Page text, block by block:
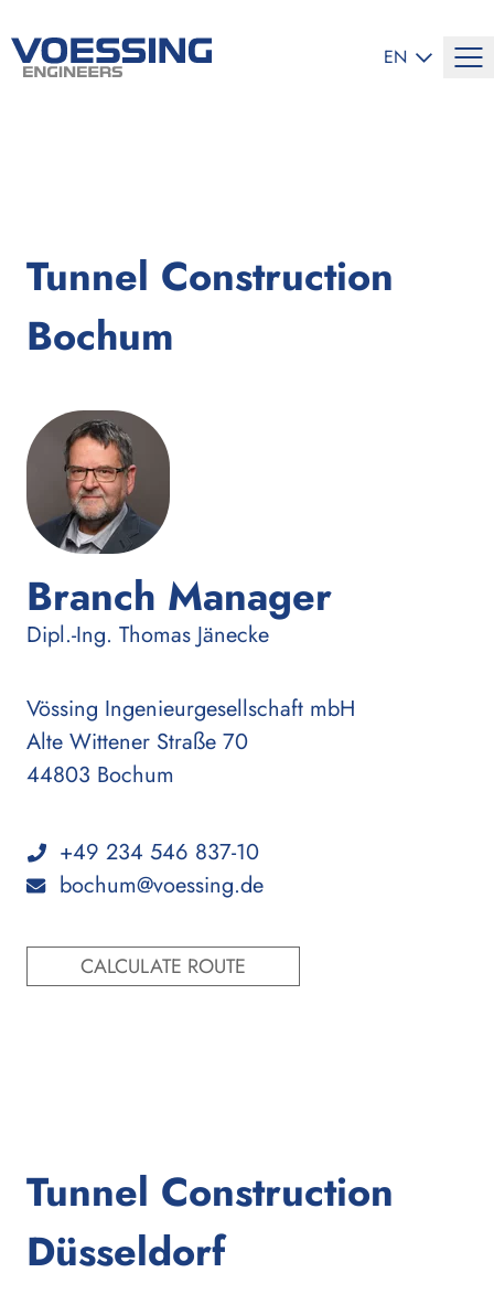
EN
Tunnel Construction
Bochum
Branch Manager:
Dipl.-Ing. Thomas Jänecke
Vössing Ingenieurgesellschaft mbH
Alte Wittener Straße 70
44803 Bochum
+49 234 546 837-10
bochum@voessing.de
CALCULATE ROUTE
Tunnel Construction
Düsseldorf